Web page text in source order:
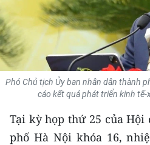
KHOA HỌC - CÔNG NGHỆ
MÔI TRƯỜNG
BẠN ĐỌC
KIỂM CHỨNG THÔNG TIN
TRI THỨC CHUYÊN SÂU
Phó Chủ tịch Ủy ban nhân dân thành
cáo kết quả phát triển kinh
Tại kỳ họp thứ 25 của
phố Hà Nội khóa 16,